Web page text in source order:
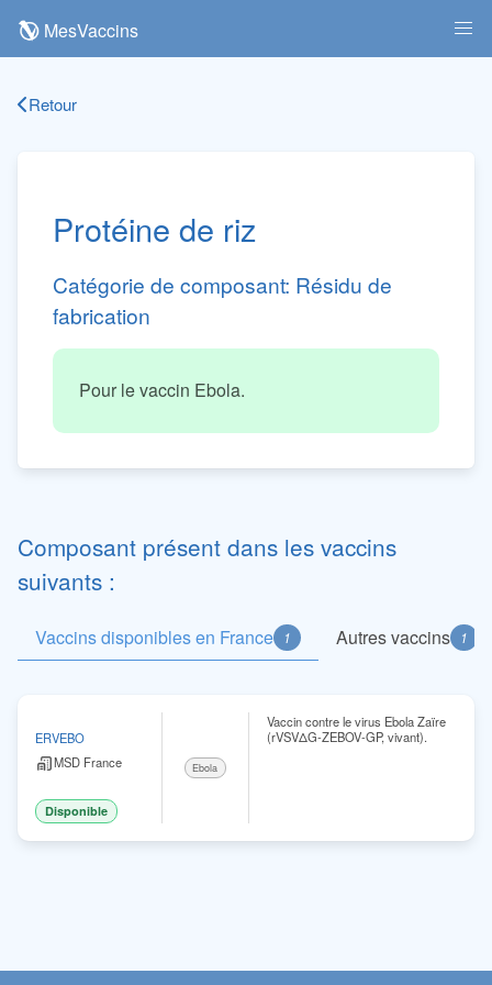
MesVaccins
Retour
Protéine de riz
Catégorie de composant: Résidu de
fabrication
Pour le vaccin Ebola.
Composant présent dans les vaccins
suivants :
Vaccins disponibles en France 1 Autres vaccins 1
ERVEBO
MSD France
Disponible
Ebola
Vaccin contre le virus Ebola Zaïre
(rVSVΔG-ZEBOV-GP, vivant).